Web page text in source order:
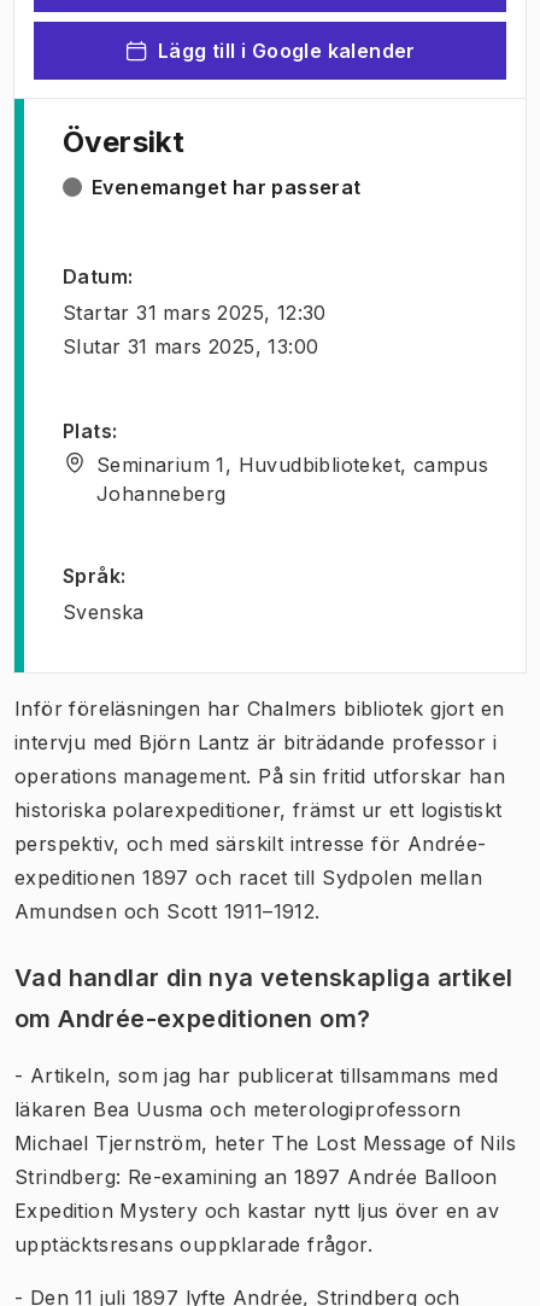
Lägg till i Google kalender
Översikt
Evenemanget har passerat
Datum:
Startar 31 mars 2025, 12:30
Slutar 31 mars 2025, 13:00
Plats:
Seminarium 1, Huvudbiblioteket, campus
Johanneberg
Språk:
Svenska
Inför föreläsningen har Chalmers bibliotek gjort en
intervju med Björn Lantz är biträdande professor i
operations management. På sin fritid utforskar han
historiska polarexpeditioner, främst ur ett logistiskt
perspektiv, och med särskilt intresse för Andrée-
expeditionen 1897 och racet till Sydpolen mellan
Amundsen och Scott 1911–1912.
Vad handlar din nya vetenskapliga artikel
om Andrée-expeditionen om?
- Artikeln, som jag har publicerat tillsammans med
läkaren Bea Uusma och meterologiprofessorn
Michael Tjernström, heter The Lost Message of Nils
Strindberg: Re-examining an 1897 Andrée Balloon
Expedition Mystery och kastar nytt ljus över en av
upptäcktsresans ouppklarade frågor.
- Den 11 juli 1897 lyfte Andrée, Strindberg och